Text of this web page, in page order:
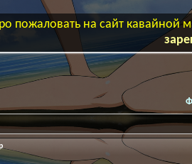
пожаловать на сайт кавайной